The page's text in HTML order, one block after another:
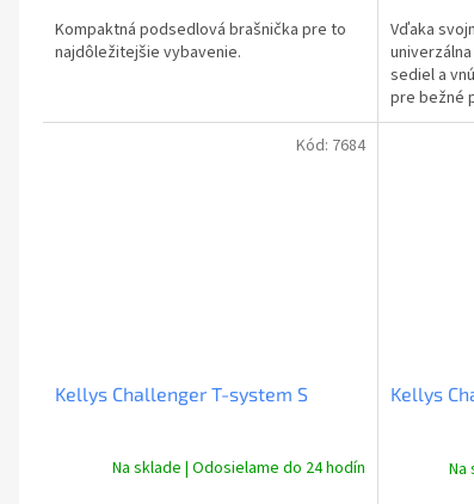
Kompaktná podsedlová brašnička pre to
najdôležitejšie vybavenie.
Vďaka
sediel a
pre bežné
Kellys Challenger T-system S
Na sklade | Odosielame do 24 hodín
Kód: 7684
Kellys
Na